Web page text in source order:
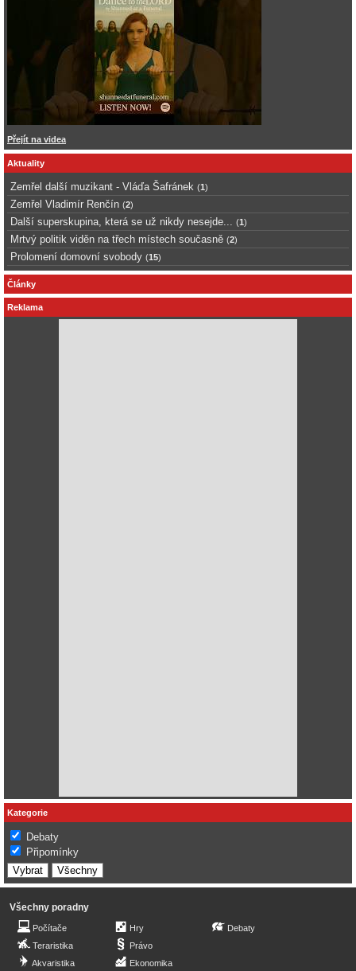
Přejít na videa
Aktuality
Zemřel další muzikant - Vláďa Šafránek (1)
Zemřel Vladimír Renčín (2)
Další superskupina, která se už nikdy nesejde... (1)
Mrtvý politik viděn na třech místech současně (2)
Prolomení domovní svobody (15)
Články
Reklama
Kategorie
Debaty
Připomínky
Všechny poradny
Počítače
Teraristika
Akvaristika
Hry
Právo
Ekonomika
Debaty